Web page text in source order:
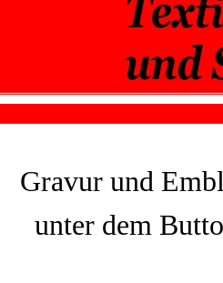
Gravur und
unter dem